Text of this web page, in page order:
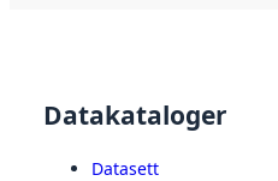
Datakataloger
Datasett